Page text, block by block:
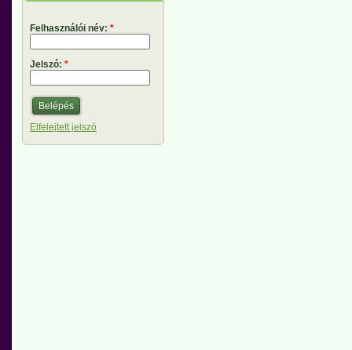
Felhasználói név: *
Jelszó: *
Elfelejtett jelszó